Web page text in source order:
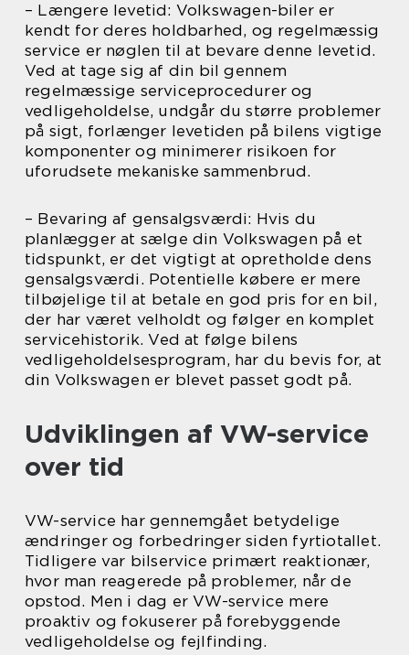
– Længere levetid: Volkswagen-biler er
kendt for deres holdbarhed, og regelmæssig
service er nøglen til at bevare denne levetid.
Ved at tage sig af din bil gennem
regelmæssige serviceprocedurer og
vedligeholdelse, undgår du større problemer
på sigt, forlænger levetiden på bilens vigtige
komponenter og minimerer risikoen for
uforudsete mekaniske sammenbrud.
– Bevaring af gensalgsværdi: Hvis du
planlægger at sælge din Volkswagen på et
tidspunkt, er det vigtigt at opretholde dens
gensalgsværdi. Potentielle købere er mere
tilbøjelige til at betale en god pris for en bil,
der har været velholdt og følger en komplet
servicehistorik. Ved at følge bilens
vedligeholdelsesprogram, har du bevis for, at
din Volkswagen er blevet passet godt på.
Udviklingen af VW-service
over tid
VW-service har gennemgået betydelige
ændringer og forbedringer siden fyrtiotallet.
Tidligere var bilservice primært reaktionær,
hvor man reagerede på problemer, når de
opstod. Men i dag er VW-service mere
proaktiv og fokuserer på forebyggende
vedligeholdelse og fejlfinding.